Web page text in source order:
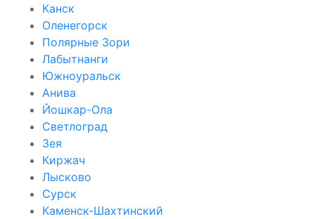
Канск
Оленегорск
Полярные Зори
Лабытнанги
Южноуральск
Анива
Йошкар-Ола
Светлоград
Зея
Киржач
Лысково
Сурск
Каменск-Шахтинский